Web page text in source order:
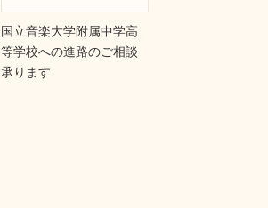
国立音楽大学附属中学高
等学校への進路のご相談
承ります